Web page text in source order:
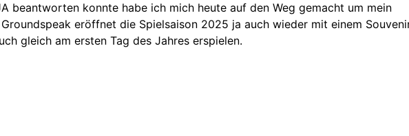
beantworten konnte habe ich mich heute auf den Weg gemacht um mein
eröffnet die Spielsaison 2025 ja auch wieder mit einem
gleich am ersten Tag des Jahres erspielen.